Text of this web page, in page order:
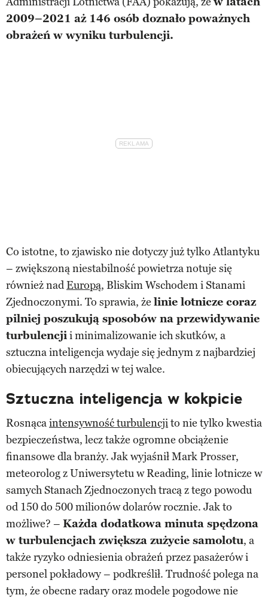
2009–2021 aż 146 osób doznało poważnych
obrażeń w wyniku turbulencji.
Co istotne, to zjawisko nie dotyczy już tylko Atlantyku
– zwiększoną niestabilność powietrza notuje się
również nadEuropą, Bliskim Wschodem i Stanami
Zjednoczonymi. To sprawia, że linie lotnicze coraz
pilniej poszukują sposobów na przewidywanie
turbulencjii minimalizowanie ich skutków, a
sztuczna inteligencja wydaje się jednym z najbardziej
obiecujących narzędzi w tej walce.
Sztuczna inteligencja w kokpicie
Rosnącaintensywność turbulencjito nie tylko kwestia
bezpieczeństwa, lecz także ogromne obciążenie
finansowe dla branży. Jak wyjaśnił Mark Prosser,
meteorolog z Uniwersytetu w Reading, linie lotnicze w
samych Stanach Zjednoczonych tracą z tego powodu
od 150 do 500 milionów dolarów rocznie. Jak to
możliwe? – Każda dodatkowa minuta spędzona
w turbulencjach zwiększa zużycie samolotu, a
także ryzyko odniesienia obrażeń przez pasażerów i
personel pokładowy – podkreślił. Trudność polega na
tym, że obecne radary oraz modele pogodowe nie